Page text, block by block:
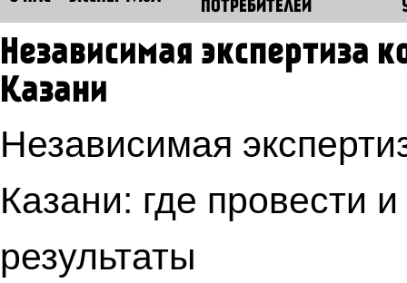
ПОТРЕБИТЕЛЕЙ
Независимая экспертиза
Казани
Независимая
Казани: где провести
результаты